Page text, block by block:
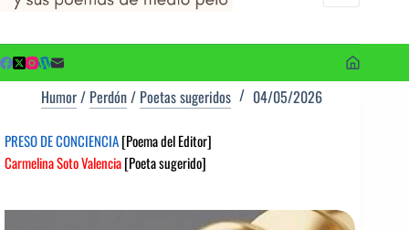
Humor/ Perdón/ Poetas sugeridos 04/05/2026
PRESO DE CONCIENCIA[Poema del Editor]
Carmelina Soto Valencia[Poeta sugerido]